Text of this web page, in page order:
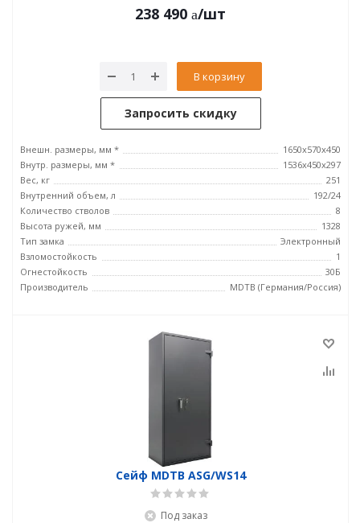
238 490 /шт
В корзину
Запросить скидку
Внешн. размеры, мм *
1650x570x450
Внутр. размеры, мм *
1536x450x297
Вес, кг
251
Внутренний объем, л
192/24
Количество стволов
8
Высота ружей, мм
1328
Тип замка
Электронный
Взломостойкость
1
Огнестойкость
30Б
Производитель
MDTB (Германия/Россия)
Сейф MDTB ASG/WS14
Под заказ